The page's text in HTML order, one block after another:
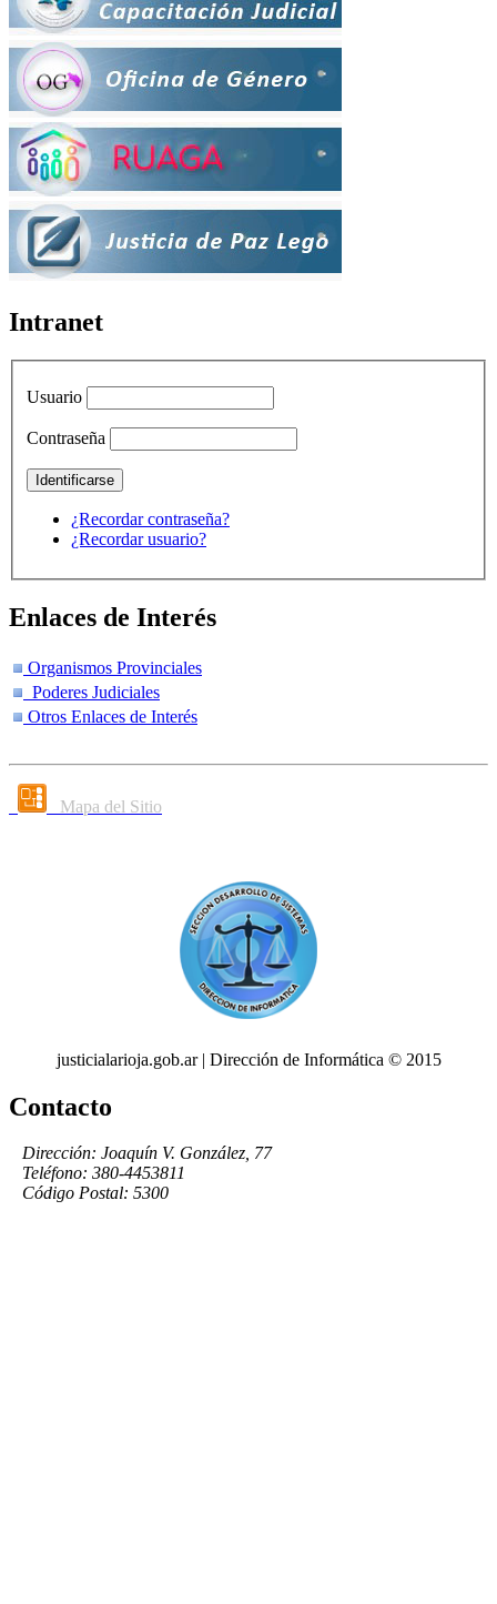
Intranet
Usuario
Contraseña
¿Recordar contraseña?
¿Recordar usuario?
Enlaces de Interés
Organismos Provinciales
Poderes Judiciales
Otros Enlaces de Interés
Mapa del Sitio
justicialarioja.gob.ar | Dirección de Informática © 2015
Contacto
Dirección: Joaquín V. González, 77
Teléfono: 380-4453811
Código Postal: 5300